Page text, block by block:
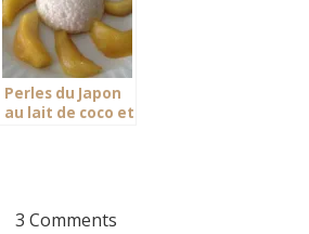
Perles du Japon
au lait de coco et
3 Comments